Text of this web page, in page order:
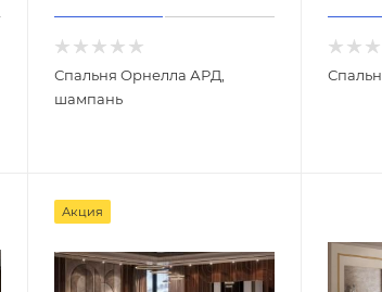
Спальня Орнелла АРД,
шампань
Акция